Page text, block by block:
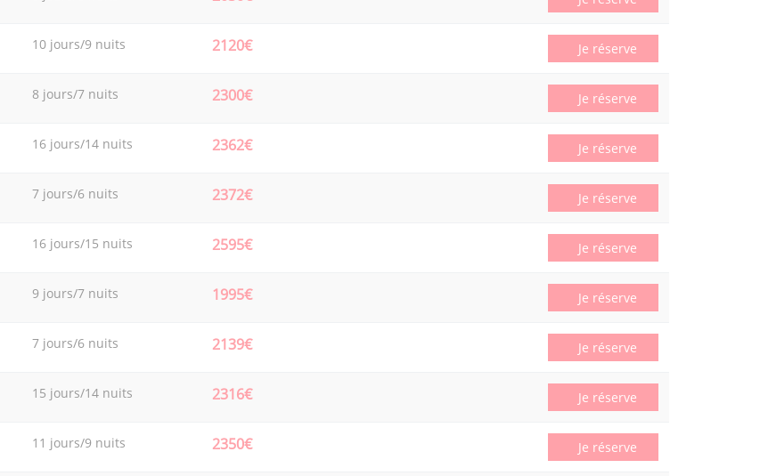
10 jours/9 nuits 2120€ Je réserve
8 jours/7 nuits 2300€ Je réserve
16 jours/14 nuits 2362€ Je réserve
7 jours/6 nuits 2372€ Je réserve
16 jours/15 nuits 2595€ Je réserve
9 jours/7 nuits 1995€ Je réserve
7 jours/6 nuits 2139€ Je réserve
15 jours/14 nuits 2316€ Je réserve
11 jours/9 nuits 2350€ Je réserve